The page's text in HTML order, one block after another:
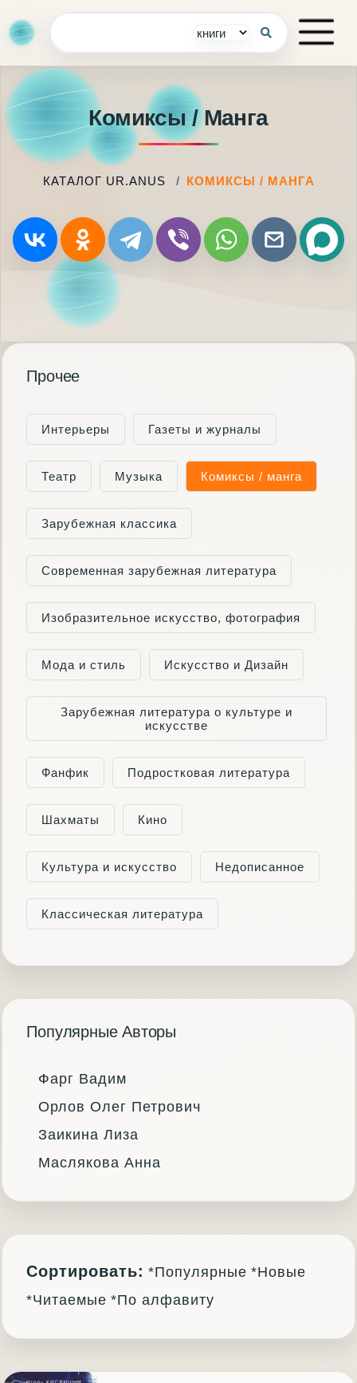
Комиксы / Манга
КАТАЛОГ UR.ANUS КОМИКСЫ / МАНГА
Прочее
Интерьеры Газеты и журналы
Театр Музыка Комиксы / манга
Зарубежная классика
Современная зарубежная литература
Изобразительное искусство, фотография
Мода и стиль Искусство и Дизайн
Зарубежная литература о культуре и
искусстве
Фанфик Подростковая литература
Шахматы Кино
Культура и искусство Недописанное
Классическая литература
Популярные Авторы
Фарг Вадим
Орлов Олег Петрович
Заикина Лиза
Маслякова Анна
Сортировать: *Популярные *Новые
*Читаемые *По алфавиту